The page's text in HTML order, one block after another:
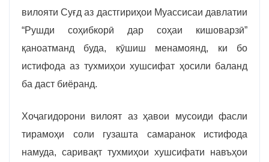
вилояти Суғд аз дастгириҳои Муассисаи давлатии
“Рушди соҳибкорӣ дар соҳаи кишоварзӣ”
қаноатманд буда, кӯшиш менамоянд, ки бо
истифода аз тухмиҳои хушсифат ҳосили баланд
ба даст биёранд.
Хоҷагидорони вилоят аз ҳавои мусоиди фасли
тирамоҳи соли гузашта самаранок истифода
намуда, саривақт тухмиҳои хушсифати навъҳои